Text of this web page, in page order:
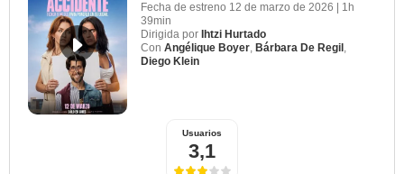
Fecha de estreno 12 de marzo de 2026
1h
39min
Dirigida por Ihtzi Hurtado
Con Angélique Boyer, Bárbara De Regil ,
Diego Klein
Usuarios
3,1